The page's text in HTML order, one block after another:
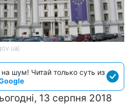
шум! Читай только суть из
13 серпня 2018